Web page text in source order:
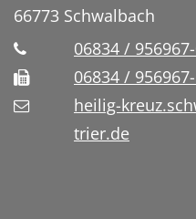
66773 Schwalbach
06834 /
06834 /
heilig-
trier.de